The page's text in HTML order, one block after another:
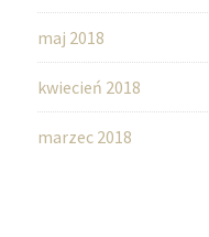
maj 2018
kwiecień 2018
marzec 2018